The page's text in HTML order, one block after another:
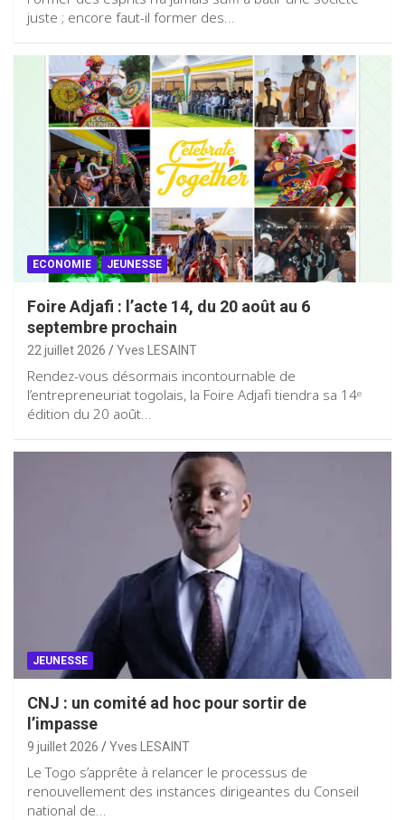
juste ; encore faut-il former des…
ECONOMIE JEUNESSE
Foire Adjafi : l’acte 14, du 20 août au 6
septembre prochain
22 juillet 2026 Yves LESAINT
Rendez-vous désormais incontournable de
l’entrepreneuriat togolais, la Foire Adjafi tiendra sa 14ᵉ
édition du 20 août…
JEUNESSE
CNJ : un comité ad hoc pour sortir de
l’impasse
9 juillet 2026 Yves LESAINT
Le Togo s’apprête à relancer le processus de
renouvellement des instances dirigeantes du Conseil
national de…